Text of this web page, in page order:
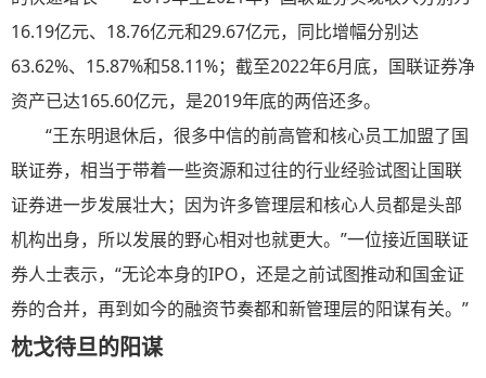
16.19亿元、18.76亿元和29.67亿元，同比增幅分别达
63.62%、15.87%和58.11%；截至2022年6月底，国联证券净
资产已达165.60亿元，是2019年底的两倍还多。
“王东明退休后，很多中信的前高管和核心员工加盟了国
联证券，相当于带着一些资源和过往的行业经验试图让国联
证券进一步发展壮大；因为许多管理层和核心人员都是头部
机构出身，所以发展的野心相对也就更大。”一位接近国联证
券人士表示，“无论本身的IPO，还是之前试图推动和国金证
券的合并，再到如今的融资节奏都和新管理层的阳谋有关。”
枕戈待旦的阳谋